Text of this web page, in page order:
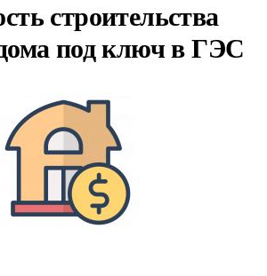
строительства
под ключ в ГЭС